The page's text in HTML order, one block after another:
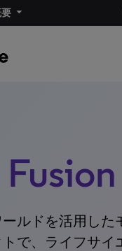
ルドを活用した
で、ライフサイ